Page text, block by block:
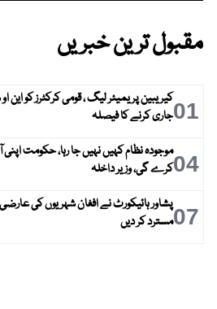
مقبول ترین خبریں
01جاری کرنے کا فیصلہ
04موجودہ نظام کہیں نہیں جا رہا، حکومت
کرے گی، وزیر داخلہ
07پشاور ہائیکورٹ نے افغان شہریوں کی
مسترد کر دیں